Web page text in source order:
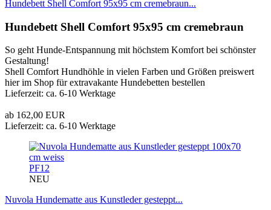
Hundebett Shell Comfort 95x95 cm cremebraun...
Hundebett Shell Comfort 95x95 cm cremebraun
So geht Hunde-Entspannung mit höchstem Komfort bei schönster
Gestaltung!
Shell Comfort Hundhöhle in vielen Farben und Größen preiswert
hier im Shop für extravakante Hundebetten bestellen
Lieferzeit: ca. 6-10 Werktage
ab 162,00 EUR
Lieferzeit: ca. 6-10 Werktage
PF12
NEU
Nuvola Hundematte aus Kunstleder gesteppt...